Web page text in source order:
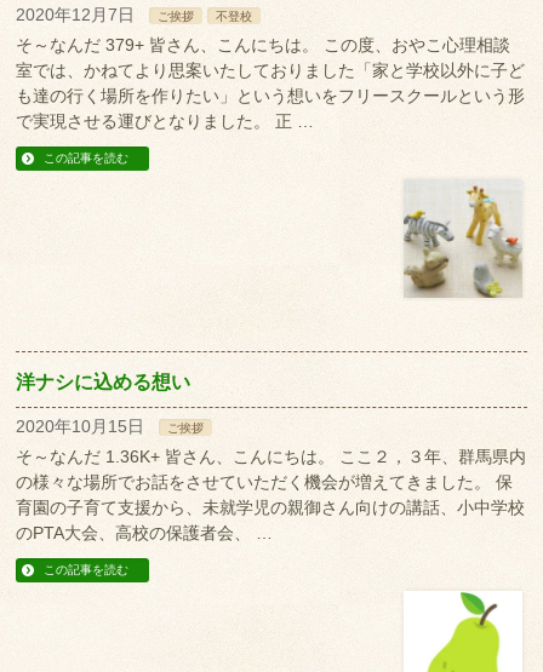
2020年12月7日 ご挨拶 不登校
そ～なんだ 379+ 皆さん、こんにちは。 この度、おやこ心理相談
室では、かねてより思案いたしておりました「家と学校以外に子ど
も達の行く場所を作りたい」という想いをフリースクールという形
で実現させる運びとなりました。 正 …
この記事を読む
洋ナシに込める想い
2020年10月15日 ご挨拶
そ～なんだ 1.36K+ 皆さん、こんにちは。 ここ２，３年、群馬県内
の様々な場所でお話をさせていただく機会が増えてきました。 保
育園の子育て支援から、未就学児の親御さん向けの講話、小中学校
のPTA大会、高校の保護者会、 …
この記事を読む